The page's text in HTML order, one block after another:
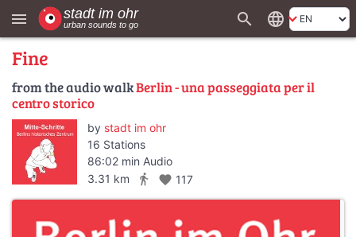
menu search language
Fine
from the audio walkBerlin - una passeggiata per il
centro storico
by stadt im ohr
16 Stations
86:02 min Audio
3.31 km
directions_walk favorite 117